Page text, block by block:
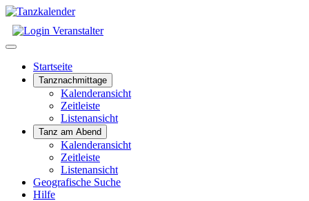
Startseite
Tanznachmittage
Kalenderansicht
Zeitleiste
Listenansicht
Tanz am Abend
Kalenderansicht
Zeitleiste
Listenansicht
Geografische Suche
Hilfe